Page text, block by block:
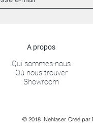
A propos
Qui sommes-nous
Où nous trouver
Showroom
© 2018 Nehlaser. Créé par